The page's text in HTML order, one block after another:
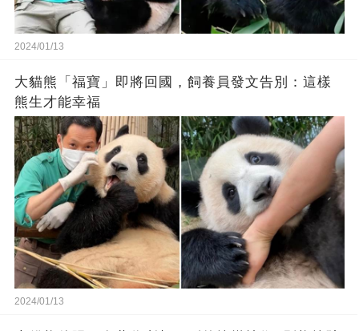
2024/01/13
大貓熊「福寶」即將回國，飼養員發文告別：這樣
熊生才能幸福
2024/01/13